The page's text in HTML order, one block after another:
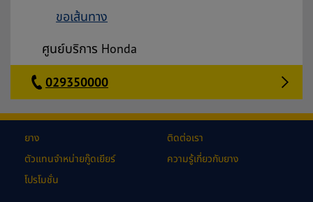
ขอเส้นทาง
ศูนย์บริการ Honda
029350000
ยาง
ตัวแทนจำหน่ายกู๊ดเยียร์
โปรโมชั่น
ติดต่อเรา
ความรู้เกี่ยวกับยาง